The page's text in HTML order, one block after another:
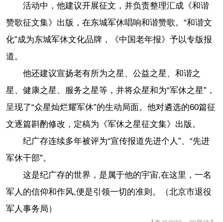
活动中，他建议开展征文，并负责整理汇成《和谐
赞歌征文集》出版，在东城军休唱响和谐赞歌。“和谐文
化”成为东城军休文化品牌，《中国老年报》予以专版报
道。
他还建议宣扬老有所为之星、公益之星、和谐之
星、健康之星、服务之星等，并将众星和为“军休之星”，
呈现了“众星灿烂耀军休”的生动局面。他对遴选的60篇征
文逐篇斟酌修改，定稿为《军休之星征文集》出版。
纪广存连续多年被评为“宣传报道先进个人”、“先进
军休干部”。
这是纪广存的世界，是属于他的宇宙,在这里，一名
军人的信仰和作风,便是引领一切的准则。（北京市退役
军人事务局）